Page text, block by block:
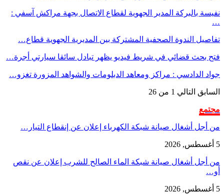
نفيسة بالبركة المدير الجهوية لقطاع الاتصال بجهة مراكش آسفي :
…
تفاصيل الندوة الصحفية المشتركة بين المديرية الجهوية قطاع…
فتح بحث قضائي في شريط فيديو يظهر تبادل سائقا سيارتي أجرة…
جواد الدادسي : مراكز ومعاهد الدبلومات والشواهد المزورة تغزو…
السابق التالي 1 من 26
مجتمع
من أجل أشغال صيانة شبكة الكهرباء إعلان عن إنقطاع التيار…
5 أغسطس, 2026
من أجل أشغال صيانة شبكة الماء الصالح للشرب إعلان عن نقص
أو…
5 أغسطس, 2026